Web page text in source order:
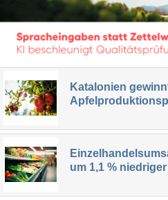
Katalonien
um 1,1 %